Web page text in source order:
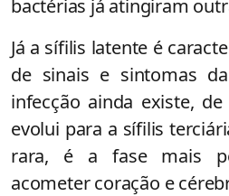
bactérias já atingiram
Já a sífilis latente é
de sinais e sintomas
infecção ainda existe,
evolui para a sífilis
rara, é a fase mais
acometer coração e